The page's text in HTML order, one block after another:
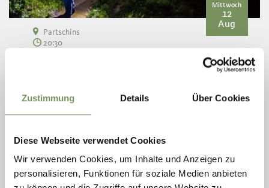
Zustimmung Details Über Cookies
Diese Webseite verwendet Cookies
Wir verwenden Cookies, um Inhalte und Anzeigen zu
personalisieren, Funktionen für soziale Medien anbieten
Mittwoch
12
Aug
Partschins
20:30
NACHTWANDERUNG ZUM PARTSCHINSER
AB 16 JAHRE!! Diese außergewöhnliche Tour bietet nicht nur ein
unvergessliches Naturerlebnis, sondern auch zahlreiche